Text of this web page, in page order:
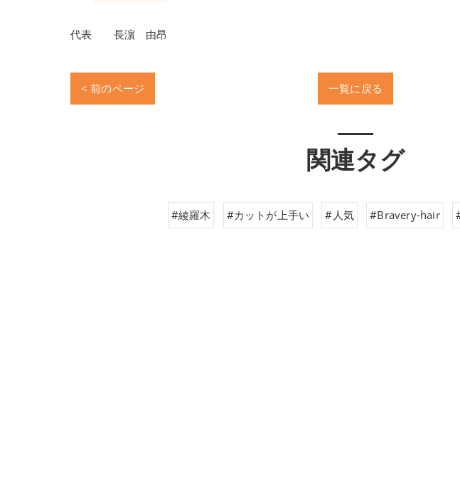
代表 長濵 由昂
< 前のページ 一覧に戻る
関連タグ
#綾羅木 #カットが上手い #人気 #Bravery-hair